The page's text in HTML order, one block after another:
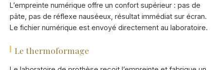
L’empreinte numérique offre un confort supérieur : pas de
pâte, pas de réflexe nauséeux, résultat immédiat sur écran.
Le fichier numérique est envoyé directement au laboratoire.
Le thermoformage